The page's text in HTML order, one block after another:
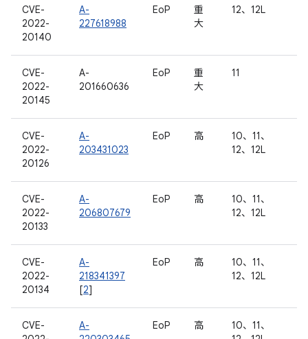
CVE-
2022-
20140
A-
227618988
EoP
重
大
12、12L
CVE-
2022-
20145
A-
201660636
EoP
重
大
11
CVE-
2022-
20126
A-
203431023
EoP 高
10、11、
12、12L
CVE-
2022-
20133
A-
206807679
EoP 高
10、11、
12、12L
CVE-
2022-
20134
A-
218341397
[2]
EoP 高
10、11、
12、12L
CVE-
A-
EoP 高
10、11、